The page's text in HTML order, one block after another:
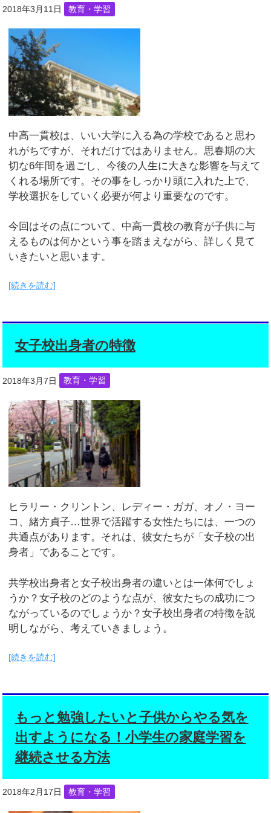
2018年3月11日 教育・学習
中高一貫校は、いい大学に入る為の学校であると思わ
れがちですが、それだけではありません。思春期の大
切な6年間を過ごし、今後の人生に大きな影響を与えて
くれる場所です。その事をしっかり頭に入れた上で、
学校選択をしていく必要が何より重要なのです。
今回はその点について、中高一貫校の教育が子供に与
えるものは何かという事を踏まえながら、詳しく見て
いきたいと思います。
[続きを読む]
女子校出身者の特徴
2018年3月7日 教育・学習
ヒラリー・クリントン、レディー・ガガ、オノ・ヨー
コ、緒方貞子…世界で活躍する女性たちには、一つの
共通点があります。それは、彼女たちが「女子校の出
身者」であることです。
共学校出身者と女子校出身者の違いとは一体何でしょ
うか？女子校のどのような点が、彼女たちの成功につ
ながっているのでしょうか？女子校出身者の特徴を説
明しながら、考えていきましょう。
[続きを読む]
もっと勉強したいと子供からやる気を
出すようになる！小学生の家庭学習を
継続させる方法
2018年2月17日 教育・学習